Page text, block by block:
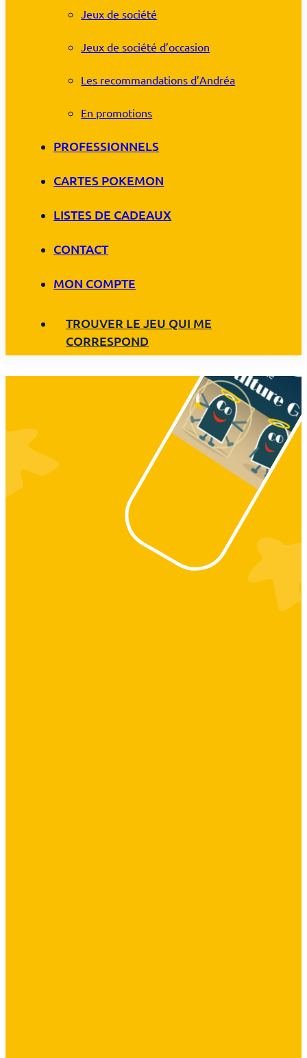
Jeux de société
Jeux de société d’occasion
Les recommandations d’Andréa
En promotions
PROFESSIONNELS
CARTES POKEMON
LISTES DE CADEAUX
CONTACT
MON COMPTE
TROUVER LE JEU QUI ME
CORRESPOND